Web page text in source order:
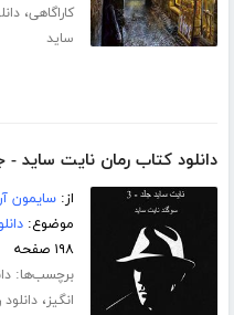
کاراگاهی،
ساید
دانلود کتاب رمان نایت ساید - جلد 3: سوگند
از:سایمون
موضوع:
۱۹۸ صفحه
برچسب‌ها:
انگیز،